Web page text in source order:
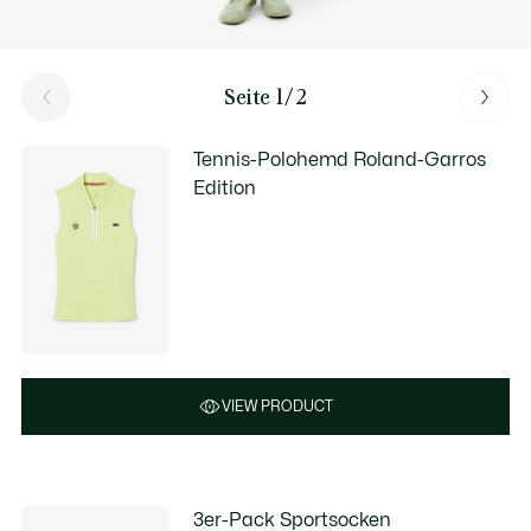
Seite 1/2
Tennis-Polohemd Roland-Garros
Edition
VIEW PRODUCT
3er-Pack Sportsocken